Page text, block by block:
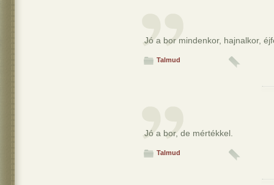
Jó a bor mindenkor, hajnalkor,
Talmud
Jó a bor, de mértékkel.
Talmud